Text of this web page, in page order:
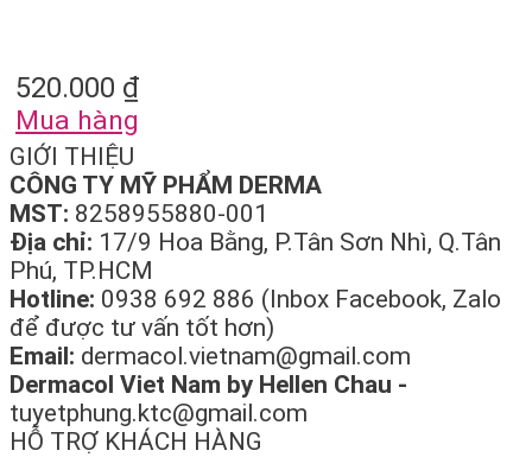
520.000 ₫
Mua hàng
GIỚI THIỆU
CÔNG TY MỸ PHẨM DERMA
MST: 8258955880-001
Địa chỉ: 17/9 Hoa Bằng, P.Tân Sơn Nhì, Q.Tân
Phú, TP.HCM
Hotline: 0938 692 886 (Inbox Facebook, Zalo
để được tư vấn tốt hơn)
Email: dermacol.vietnam@gmail.com
Dermacol Viet Nam by Hellen Chau -
tuyetphung.ktc@gmail.com
HỖ TRỢ KHÁCH HÀNG